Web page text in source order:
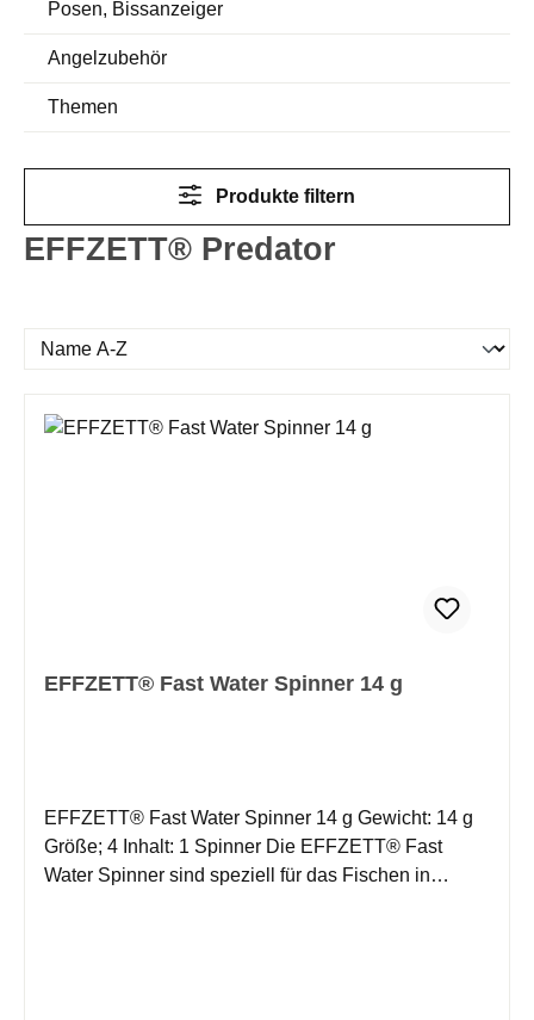
Posen, Bissanzeiger
Angelzubehör
Themen
Produkte filtern
EFFZETT® Predator
EFFZETT® Fast Water Spinner 14 g
EFFZETT® Fast Water Spinner 14 g Gewicht: 14 g
Größe; 4 Inhalt: 1 Spinner Die EFFZETT® Fast
Water Spinner sind speziell für das Fischen in